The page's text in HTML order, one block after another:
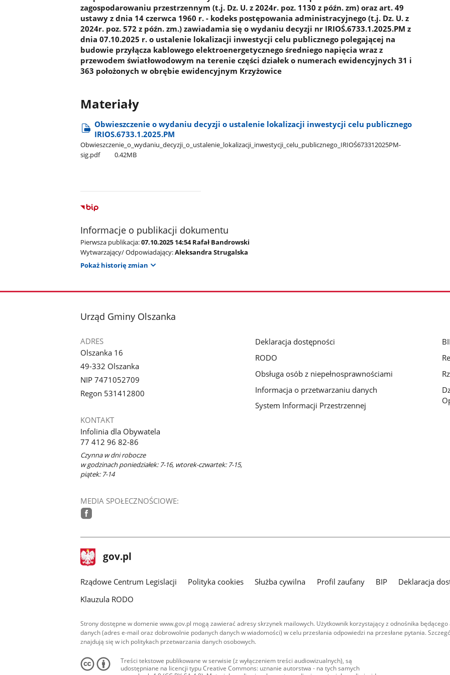
zagospodarowaniu przestrzennym (t.j. Dz. U. z 2024r. poz. 1130 z późn. zm) oraz art. 49
ustawy z dnia 14 czerwca 1960 r. - kodeks postępowania administracyjnego (t.j. Dz. U. z
2024r. poz. 572 z późn. zm.) zawiadamia się o wydaniu decyzji nr IRIOŚ.6733.1.2025.PM z
dnia 07.10.2025 r. o ustalenie lokalizacji inwestycji celu publicznego polegającej na
budowie przyłącza kablowego elektroenergetycznego średniego napięcia wraz z
przewodem światłowodowym na terenie części działek o numerach ewidencyjnych 31 i
363 położonych w obrębie ewidencyjnym Krzyżowice
Materiały
Obwieszczenie o wydaniu decyzji o ustalenie lokalizacji inwestycji celu publicznego
IRIOS.6733.1.2025.PM
Obwieszczenie​_o​_wydaniu​_decyzji​_o​_ustalenie​_lokalizacji​_inwestycji​_celu​_publicznego​_IRIOŚ673312025PM-
sig.pdf
0.42MB
Informacje o publikacji dokumentu
Pierwsza publikacja:07.10.2025 14:54 Rafał Bandrowski
Wytwarzający/ Odpowiadający:Aleksandra Strugalska
Pokaż historię zmian
stopka
Urząd Gminy Olszanka
ADRES
Olszanka 16
49-332 Olszanka
NIP 7471052709
Regon 531412800
KONTAKT
Infolinia dla Obywatela
77 412 96 82-86
Czynna w dni robocze
w godzinach poniedziałek: 7-16, wtorek-czwartek: 7-15,
piątek: 7-14
MEDIA SPOŁECZNOŚCIOWE:
Deklaracja dostępności
RODO
Obsługa osób z niepełnosprawnościami
Informacja o przetwarzaniu danych
System Informacji Przestrzennej
stopka
gov.pl Strona
gov.pl
Rządowe Centrum Legislacji Polityka cookies Służba cywilna Profil zaufany BIP
Deklaracja
Klauzula RODO
Strony dostępne w domenie www.gov.pl mogą zawierać adresy skrzynek mailowych. Użytkownik korzystający z odnośnika
danych (adres e-mail oraz dobrowolnie podanych danych w wiadomości) w celu przesłania odpowiedzi na przesłane pytania.
znajdują się w ich politykach przetwarzania danych osobowych.
Treści tekstowe publikowane w serwisie (z wyłączeniem treści audiowizualnych), są
udostępniane na licencji typu Creative Commons: uznanie autorstwa - na tych samych